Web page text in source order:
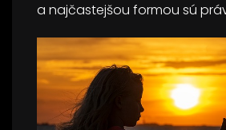
a najčastejšou formou sú